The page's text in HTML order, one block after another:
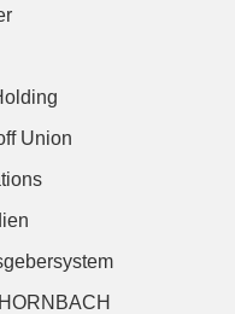
Union